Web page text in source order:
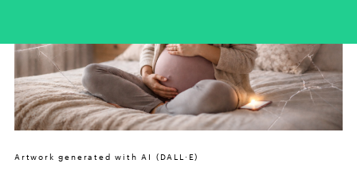
Artwork generated with AI (DALL·E)